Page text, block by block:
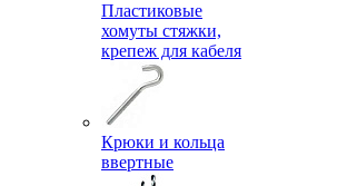
Пластиковые
хомуты стяжки,
крепеж для кабеля
Крюки и кольца
ввертные